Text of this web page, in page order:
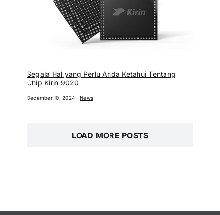
Segala Hal yang Perlu Anda Ketahui Tentang
Chip Kirin 9020
December 10, 2024 News
LOAD MORE POSTS